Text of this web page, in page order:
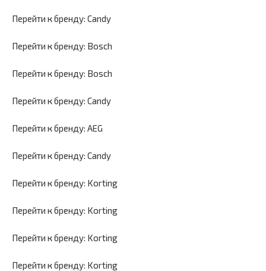
Перейти к бренду: Candy
Перейти к бренду: Bosch
Перейти к бренду: Bosch
Перейти к бренду: Candy
Перейти к бренду: AEG
Перейти к бренду: Candy
Перейти к бренду: Korting
Перейти к бренду: Korting
Перейти к бренду: Korting
Перейти к бренду: Korting